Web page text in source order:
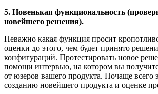
5. Новенькая функциональность
новейшего решения).
Неважно какая функция просит
оценки до этого, чем будет принято
конфигураций. Протестировать новое
помощи интервью, на котором вы
от юзеров вашего продукта. Почаще всего
созданию новейшего продукта и оценке